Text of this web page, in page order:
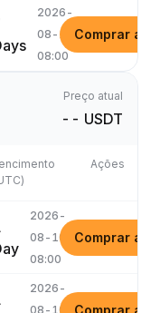
2026-
08-16
08:00
Comprar
Preço atual
-- USDT
Ações
2026-
08-10
08:00
Comprar
2026-
08-10
Comprar